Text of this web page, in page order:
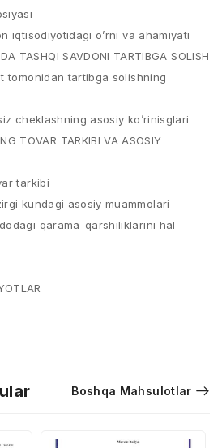
iqtisodiyotidagi o’rni va ahamiyati
TASHQI SAVDONI TARTIBGA SOLISH
tomonidan tartibga solishning
cheklashning asosiy ko’rinisglari
TOVAR TARKIBI VA ASOSIY
tarkibi
kundagi asosiy muammolari
qarama-qarshiliklarini hal
Boshqa Mahsulotlar